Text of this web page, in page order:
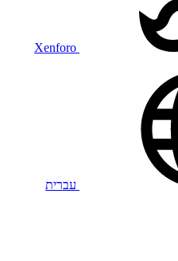
Xenforo
עברית